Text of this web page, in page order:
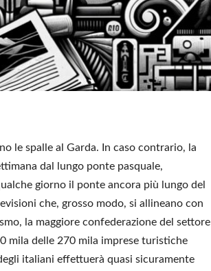
le spalle al Garda. In caso contrario, la
dal lungo ponte pasquale,
giorno il ponte ancora più lungo del
che, grosso modo, si allineano con
la maggiore confederazione del settore
mila delle 270 mila imprese turistiche
italiani effettuerà quasi sicuramente